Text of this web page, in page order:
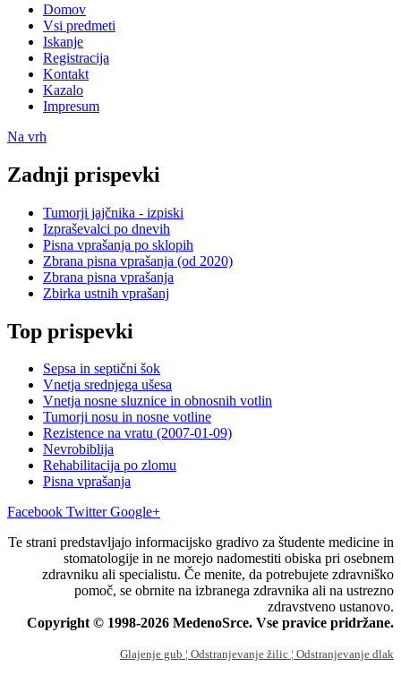
Domov
Vsi predmeti
Iskanje
Registracija
Kontakt
Kazalo
Impresum
Na vrh
Zadnji prispevki
Tumorji jajčnika - izpiski
Izpraševalci po dnevih
Pisna vprašanja po sklopih
Zbrana pisna vprašanja (od 2020)
Zbrana pisna vprašanja
Zbirka ustnih vprašanj
Top prispevki
Sepsa in septični šok
Vnetja srednjega ušesa
Vnetja nosne sluznice in obnosnih votlin
Tumorji nosu in nosne votline
Rezistence na vratu (2007-01-09)
Nevrobiblija
Rehabilitacija po zlomu
Pisna vprašanja
Facebook Twitter Google+
Te strani predstavljajo informacijsko gradivo za študente medicine in
stomatologije in ne morejo nadomestiti obiska pri osebnem
zdravniku ali specialistu. Če menite, da potrebujete zdravniško
pomoč, se obrnite na izbranega zdravnika ali na ustrezno
zdravstveno ustanovo.
Copyright © 1998-2026 MedenoSrce. Vse pravice pridržane.
Glajenje gub ¦ Odstranjevanje žilic ¦ Odstranjevanje dlak